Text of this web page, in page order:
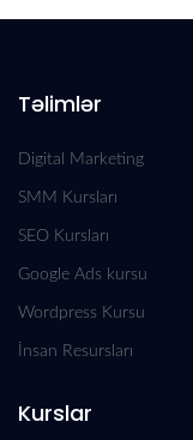
Təlimlər
Digital Marketing
SMM Kursları
SEO Kursları
Google Ads kursu
Wordpress Kursu
İnsan Resursları
Kurslar